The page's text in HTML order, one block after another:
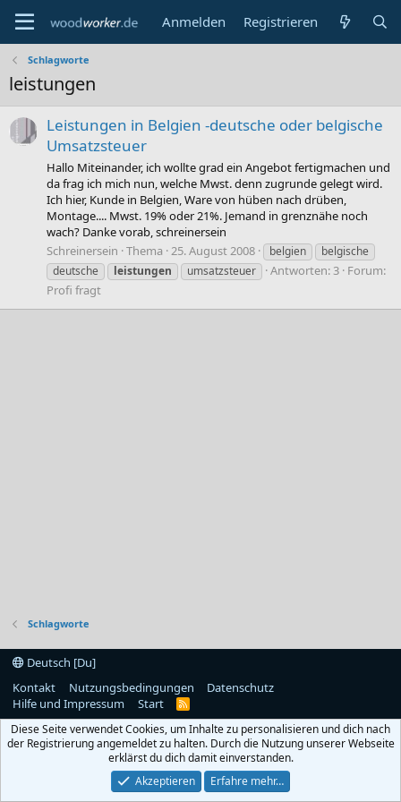
Anmelden Registrieren
Schlagworte
leistungen
Leistungen in Belgien -deutsche oder belgische
Umsatzsteuer
Hallo Miteinander, ich wollte grad ein Angebot fertigmachen und
da frag ich mich nun, welche Mwst. denn zugrunde gelegt wird.
Ich hier, Kunde in Belgien, Ware von hüben nach drüben,
Montage.... Mwst. 19% oder 21%. Jemand in grenznähe noch
wach? Danke vorab, schreinersein
Schreinersein Thema 25. August 2008 belgien
belgische
deutsche
leistungen umsatzsteuer Antworten: 3 Forum:
Profi fragt
Schlagworte
Deutsch [Du]
Kontakt
Nutzungsbedingungen
Datenschutz
Hilfe und Impressum
Start
R
S
Diese Seite verwendet Cookies, um Inhalte zu personalisieren und dich nach
der Registrierung angemeldet zu halten. Durch die Nutzung unserer Webseite
erklärst du dich damit einverstanden.
Akzeptieren
Erfahre mehr…